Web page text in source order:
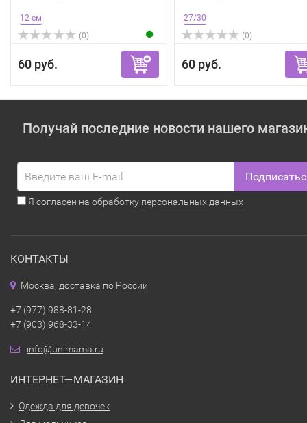
12 см
(0)
60 руб.
27/30
(0)
60 руб.
Получай последние новости нашего
Я согласен на обработку персональных данных
КОНТАКТЫ
Москва, доставка по России
+7 (977) 988-81-28
+7 (903) 968-33-14
info@unimama.ru
ИНТЕРНЕТ—МАГАЗИН
Одежда для девочек